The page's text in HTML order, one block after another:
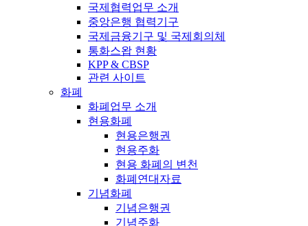
국제협력업무 소개
중앙은행 협력기구
국제금융기구 및 국제회의체
통화스왑 현황
KPP & CBSP
관련 사이트
화폐
화폐업무 소개
현용화폐
현용은행권
현용주화
현용 화폐의 변천
화폐연대자료
기념화폐
기념은행권
기념주화